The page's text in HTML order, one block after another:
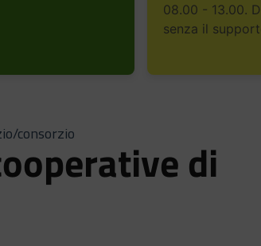
08.00 - 13.00.
senza il
consorzio
di